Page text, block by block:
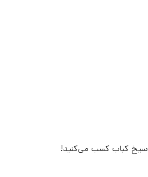
سیخ کباب کسب می‌کنید!